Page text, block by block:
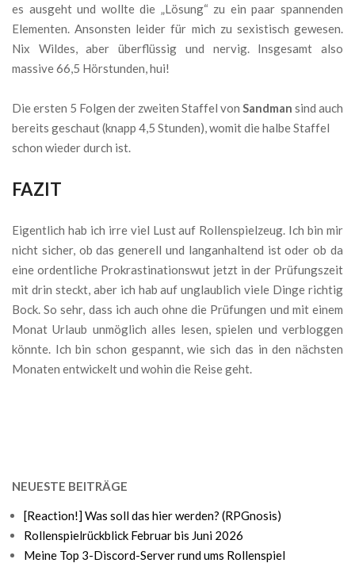
es ausgeht und wollte die „Lösung“ zu ein paar spannenden
Elementen. Ansonsten leider für mich zu sexistisch gewesen.
Nix Wildes, aber überflüssig und nervig. Insgesamt also
massive 66,5 Hörstunden, hui!
Die ersten 5 Folgen der zweiten Staffel von Sandman sind auch
bereits geschaut (knapp 4,5 Stunden), womit die halbe Staffel
schon wieder durch ist.
FAZIT
Eigentlich hab ich irre viel Lust auf Rollenspielzeug. Ich bin mir
nicht sicher, ob das generell und langanhaltend ist oder ob da
eine ordentliche Prokrastinationswut jetzt in der Prüfungszeit
mit drin steckt, aber ich hab auf unglaublich viele Dinge richtig
Bock. So sehr, dass ich auch ohne die Prüfungen und mit einem
Monat Urlaub unmöglich alles lesen, spielen und verbloggen
könnte. Ich bin schon gespannt, wie sich das in den nächsten
Monaten entwickelt und wohin die Reise geht.
NEUESTE BEITRÄGE
[Reaction!] Was soll das hier werden? (RPGnosis)
Rollenspielrückblick Februar bis Juni 2026
Meine Top 3-Discord-Server rund ums Rollenspiel